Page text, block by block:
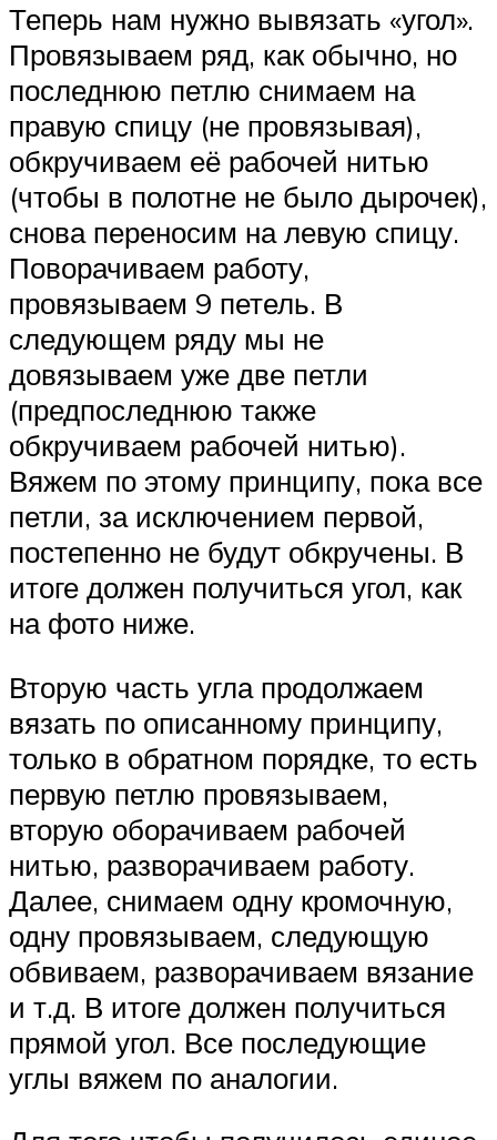
Теперь нам нужно вывязать «угол».
Провязываем ряд, как обычно, но
последнюю петлю снимаем на
правую спицу (не провязывая),
обкручиваем её рабочей нитью
(чтобы в полотне не было дырочек),
снова переносим на левую спицу.
Поворачиваем работу,
провязываем 9 петель. В
следующем ряду мы не
довязываем уже две петли
(предпоследнюю также
обкручиваем рабочей нитью).
Вяжем по этому принципу, пока все
петли, за исключением первой,
постепенно не будут обкручены. В
итоге должен получиться угол, как
на фото ниже.
Вторую часть угла продолжаем
вязать по описанному принципу,
только в обратном порядке, то есть
первую петлю провязываем,
вторую оборачиваем рабочей
нитью, разворачиваем работу.
Далее, снимаем одну кромочную,
одну провязываем, следующую
обвиваем, разворачиваем вязание
и т.д. В итоге должен получиться
прямой угол. Все последующие
углы вяжем по аналогии.